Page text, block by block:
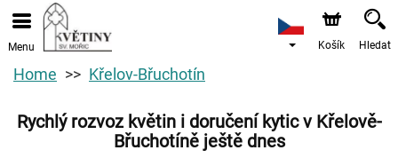
Menu Košík Hledat
Home Křelov-Břuchotín
Rychlý rozvoz květin i doručení kytic v Křelově-
Břuchotíně ještě dnes